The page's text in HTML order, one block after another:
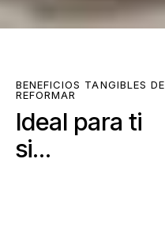
BENEFICIOS TANGIBLES DE
REFORMAR
Ideal para ti
si...